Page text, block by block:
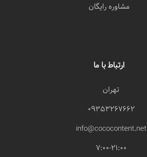
مشاوره رایگان
ارتباط با ما
تهران
09353267662
info@cococontent.net
7:00-21:00